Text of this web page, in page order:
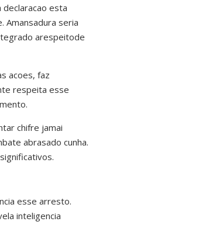
declaracao esta
Amansadura seria
arespeitode
acoes, faz
respeita esse
chifre jamai
abrasado cunha.
esse arresto.
inteligencia